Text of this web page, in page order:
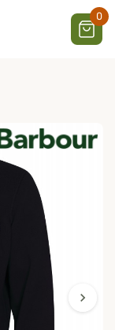
0
chevron_right